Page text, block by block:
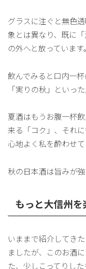
グラスに注ぐと無色
象とは異なり、既に
の外へと放っています。
飲んでみると口内一
「実りの秋」といった
夏酒はもうお腹一杯
来る「コク」、それ
心地よく私を酔わせて
秋の日本酒は旨みが
もっと大信州
いままで紹介してき
ましたが、このお酒
た、少しこってりし